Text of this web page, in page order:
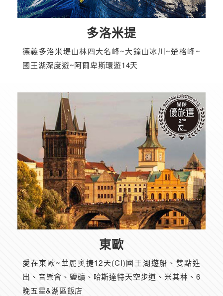
多洛米提
德義多洛米堤山林四大名峰~大鐘山冰川~楚格峰~
國王湖深度遊~阿爾卑斯環遊14天
東歐
愛在東歐~華麗奧捷12天(CI)國王湖遊船、雙點進
出、音樂會、鹽礦、哈斯達特天空步道、米其林、6
晚五星&湖區飯店